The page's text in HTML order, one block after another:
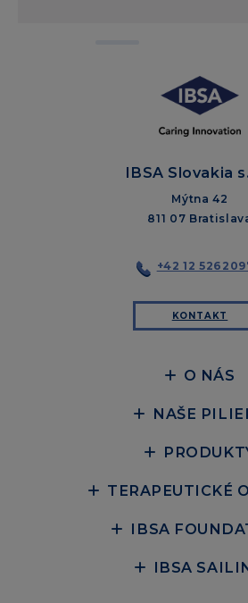
IBSA Slovakia
Mýtna 42
811 07
+42 12
KONTAKT
O NÁS
NAŠE
TERAPEUTICKÉ
IBSA
IBSA